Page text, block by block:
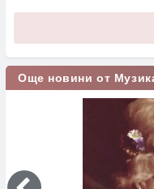
Още новини от